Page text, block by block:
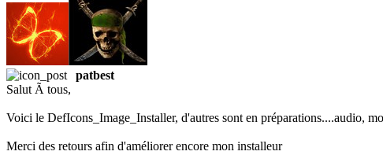
patbest
Salut Ã tous,
Voici le DefIcons_Image_Installer, d'autres sont en préparations....audio,
Merci des retours afin d'améliorer encore mon installeur